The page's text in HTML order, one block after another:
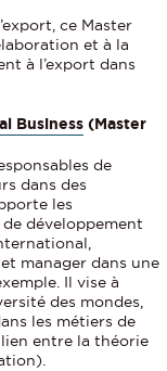
ce Master
et à la
à l’export dans
Business (Master
de
dans des
les
développement
manager dans une
Il vise à
des mondes,
les métiers de
entre la théorie